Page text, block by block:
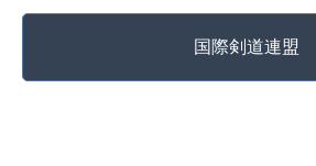
国際剣道連盟